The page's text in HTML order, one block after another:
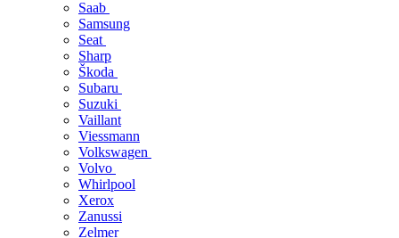
Saab
Samsung
Seat
Sharp
Škoda
Subaru
Suzuki
Vaillant
Viessmann
Volkswagen
Volvo
Whirlpool
Xerox
Zanussi
Zelmer